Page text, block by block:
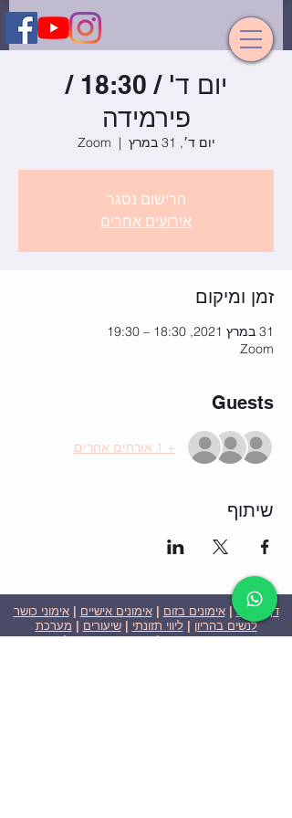
יום ד' / 18:30 /
פירמידה
יום ד׳, 31 במרץ
  |
Zoom
הרישום נסגר
אירועים אחרים
זמן ומיקום
31 במרץ 2021, 18:30 – 19:30
Zoom
Guests
+ 1 אורחים אחרים
שיתוף
דף הבית|אימונים בזום |אימונים אישיים |אימוני כושר
לנשים בהריון |ליווי תזונתי |שיעורים | מערכת
שבועית-אימונים בזום|תוכניות ומחירים|סרטוני